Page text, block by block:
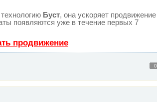
Буст, она ускоряет продвижение
появляются уже в течение первых 7
продвижение
0